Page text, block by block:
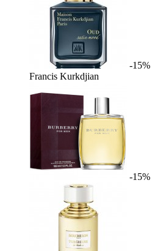
-15%
Francis Kurkdjian
-15%